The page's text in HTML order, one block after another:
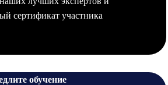
сертификат участника
обучение